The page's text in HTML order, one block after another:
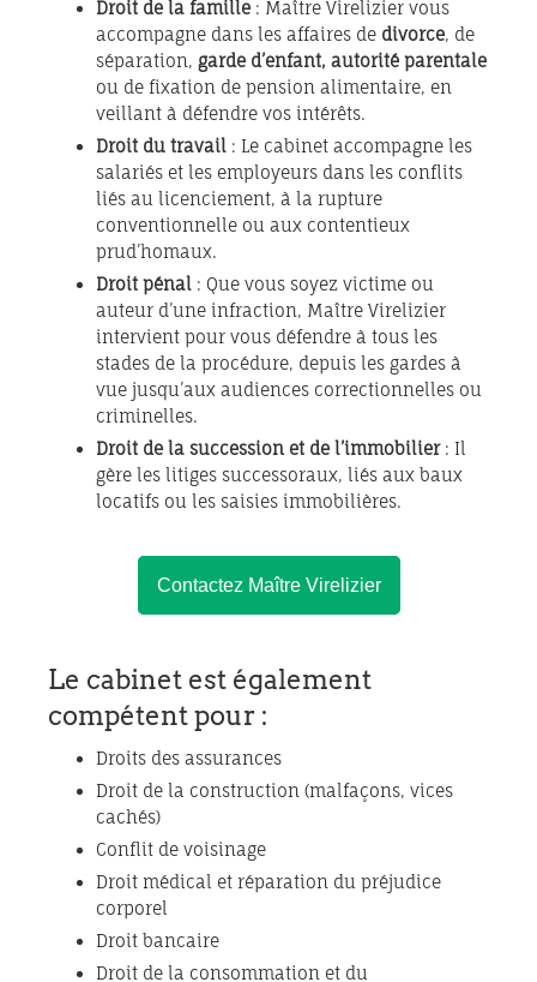
Droit de la famille : Maître Virelizier vous
accompagne dans les affaires de divorce, de
séparation, garde d’enfant, autorité parentale
ou de fixation de pension alimentaire, en
veillant à défendre vos intérêts.
Droit du travail : Le cabinet accompagne les
salariés et les employeurs dans les conflits
liés au licenciement, à la rupture
conventionnelle ou aux contentieux
prud’homaux.
Droit pénal : Que vous soyez victime ou
auteur d’une infraction, Maître Virelizier
intervient pour vous défendre à tous les
stades de la procédure, depuis les gardes à
vue jusqu’aux audiences correctionnelles ou
criminelles.
Droit de la succession et de l’immobilier: Il
gère les litiges successoraux, liés aux baux
locatifs ou les saisies immobilières.
Contactez Maître Virelizier
Le cabinet est également
compétent pour :
Droits des assurances
Droit de la construction (malfaçons, vices
cachés)
Conflit de voisinage
Droit médical et réparation du préjudice
corporel
Droit bancaire
Droit de la consommation et du